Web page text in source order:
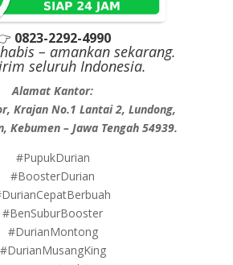
0823-2292-4990
– amankan sekarang.
seluruh Indonesia.
Alamat Kantor:
Krajan No.1 Lantai 2, Lundong,
Kebumen – Jawa Tengah 54939.
#PupukDurian
#BoosterDurian
#BenSuburBooster
#DurianMontong
#DurianMusangKing